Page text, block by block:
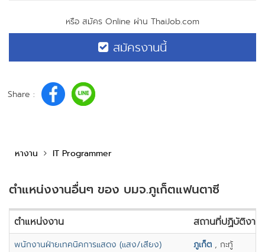
หรือ สมัคร Online ผ่าน ThaiJob.com
สมัครงานนี้
Share :
หางาน IT Programmer
ตำแหน่งงานอื่นๆ ของ บมจ.ภูเก็ตแฟนตาซี
ตำแหน่งงาน สถานที่ปฏิบัติงาน
พนักงานฝ่ายเทคนิคการแสดง (แสง/เสียง) ภูเก็ต , กะทู้